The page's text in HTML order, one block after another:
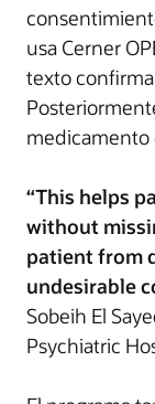
usa Cerner
texto
medicamento
“This helps
without
patient from
undesirable
Sobeih El
Psychiatric